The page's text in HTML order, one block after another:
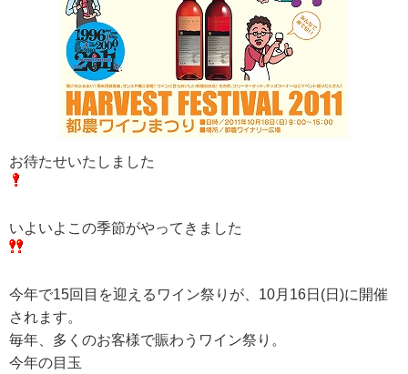
求人情報
会社概要
お待たせいたしました
いよいよこの季節がやってきました
今年で15回目を迎えるワイン祭りが、10月16日(日)に開催
されます。
毎年、多くのお客様で賑わうワイン祭り。
今年の目玉